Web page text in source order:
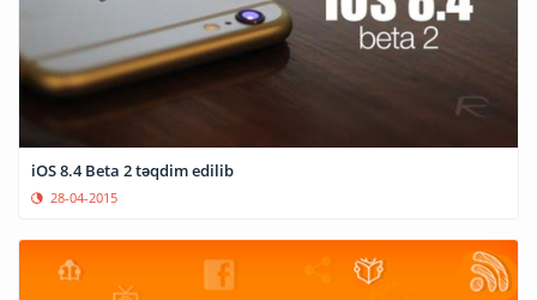
iOS 8.4 Beta 2 təqdim edilib
28-04-2015